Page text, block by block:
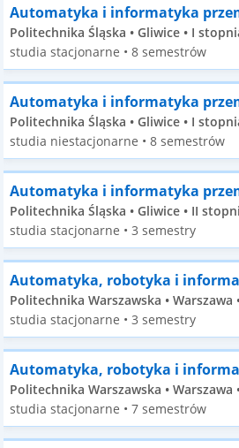
Automatyka i informatyka
Politechnika Śląska • Gliwice • I
studia stacjonarne • 8 semestrów
Automatyka i informatyka
Politechnika Śląska • Gliwice • I
studia niestacjonarne • 8 semestrów
Automatyka i informatyka
Politechnika Śląska • Gliwice • II
studia stacjonarne • 3 semestry
Automatyka, robotyka i
Politechnika Warszawska • Warszawa
studia stacjonarne • 3 semestry
Automatyka, robotyka i
Politechnika Warszawska • Warszawa
studia stacjonarne • 7 semestrów